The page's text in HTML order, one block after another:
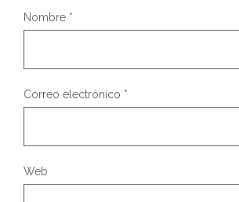
Nombre *
Correo electrónico *
Web